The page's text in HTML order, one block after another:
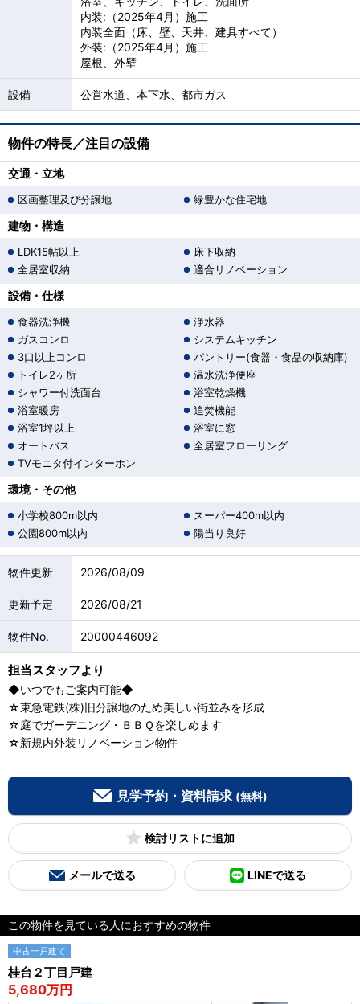
内装:（2025年4月）施工
内装全面（床、壁、天井、建具すべて）
外装:（2025年4月）施工
屋根、外壁
設備 公営水道、本下水、都市ガス
物件の特長／注目の設備
交通・立地
区画整理及び分譲地 緑豊かな住宅地
建物・構造
LDK15帖以上
床下収納
全居室収納
適合リノベーション
設備・仕様
食器洗浄機
浄水器
ガスコンロ
システムキッチン
3口以上コンロ
パントリー(食器・食品の収納庫)
トイレ2ヶ所
温水洗浄便座
シャワー付洗面台
浴室乾燥機
浴室暖房
追焚機能
浴室1坪以上
浴室に窓
オートバス
全居室フローリング
TVモニタ付インターホン
環境・その他
小学校800m以内
スーパー400m以内
公園800m以内
陽当り良好
物件更新 2026/08/09
更新予定 2026/08/21
物件No. 20000446092
担当スタッフより
◆いつでもご案内可能◆
☆東急電鉄(株)旧分譲地のため美しい街並みを形成
☆庭でガーデニング・ＢＢＱを楽しめます
☆新規内外装リノベーション物件
見学予約・資料請求 (無料)
検討リスト
メールで送る LINEで送る
この物件を見ている人におすすめの物件
中古一戸建て
桂台２丁目戸建
5,680万円